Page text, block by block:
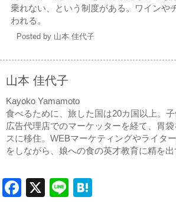
乗れない、という制度がある。ワインや
われる。
Posted by 山本 佳代子
山本 佳代子
Kayoko Yamamoto
食べるために、旅した国は20カ国以上。
広告代理店でのマーケッターを経て、胃
スに移住。WEBマーケティングやライタ
をしながら、娘への食の英才教育に精を出
Facebook
X Line